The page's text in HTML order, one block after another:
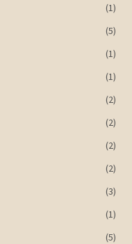
(1)
(5)
(1)
(1)
(2)
(2)
(2)
(2)
(3)
(1)
(5)